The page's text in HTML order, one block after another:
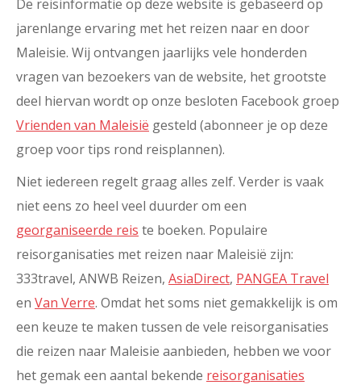
De reisinformatie op deze website is gebaseerd op
jarenlange ervaring met het reizen naar en door
Maleisie. Wij ontvangen jaarlijks vele honderden
vragen van bezoekers van de website, het grootste
deel hiervan wordt op onze besloten Facebook groep
Vrienden van Maleisië gesteld (abonneer je op deze
groep voor tips rond reisplannen).
Niet iedereen regelt graag alles zelf. Verder is vaak
niet eens zo heel veel duurder om een
georganiseerde reis te boeken. Populaire
reisorganisaties met reizen naar Maleisië zijn:
333travel, ANWB Reizen, AsiaDirect, PANGEA Travel
en Van Verre. Omdat het soms niet gemakkelijk is om
een keuze te maken tussen de vele reisorganisaties
die reizen naar Maleisie aanbieden, hebben we voor
het gemak een aantal bekende reisorganisaties